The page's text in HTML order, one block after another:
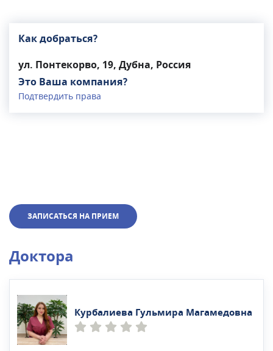
Как добраться?
ул. Понтекорво, 19, Дубна, Россия
Это Ваша компания?
Подтвердить права
ЗАПИСАТЬСЯ НА ПРИЕМ
Доктора
Курбалиева Гульмира Магамедовна